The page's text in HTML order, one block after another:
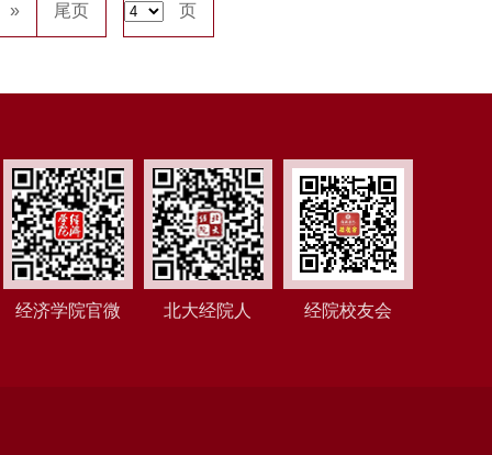
» 尾页 页
经济学院官微 北大经院人 经院校友会